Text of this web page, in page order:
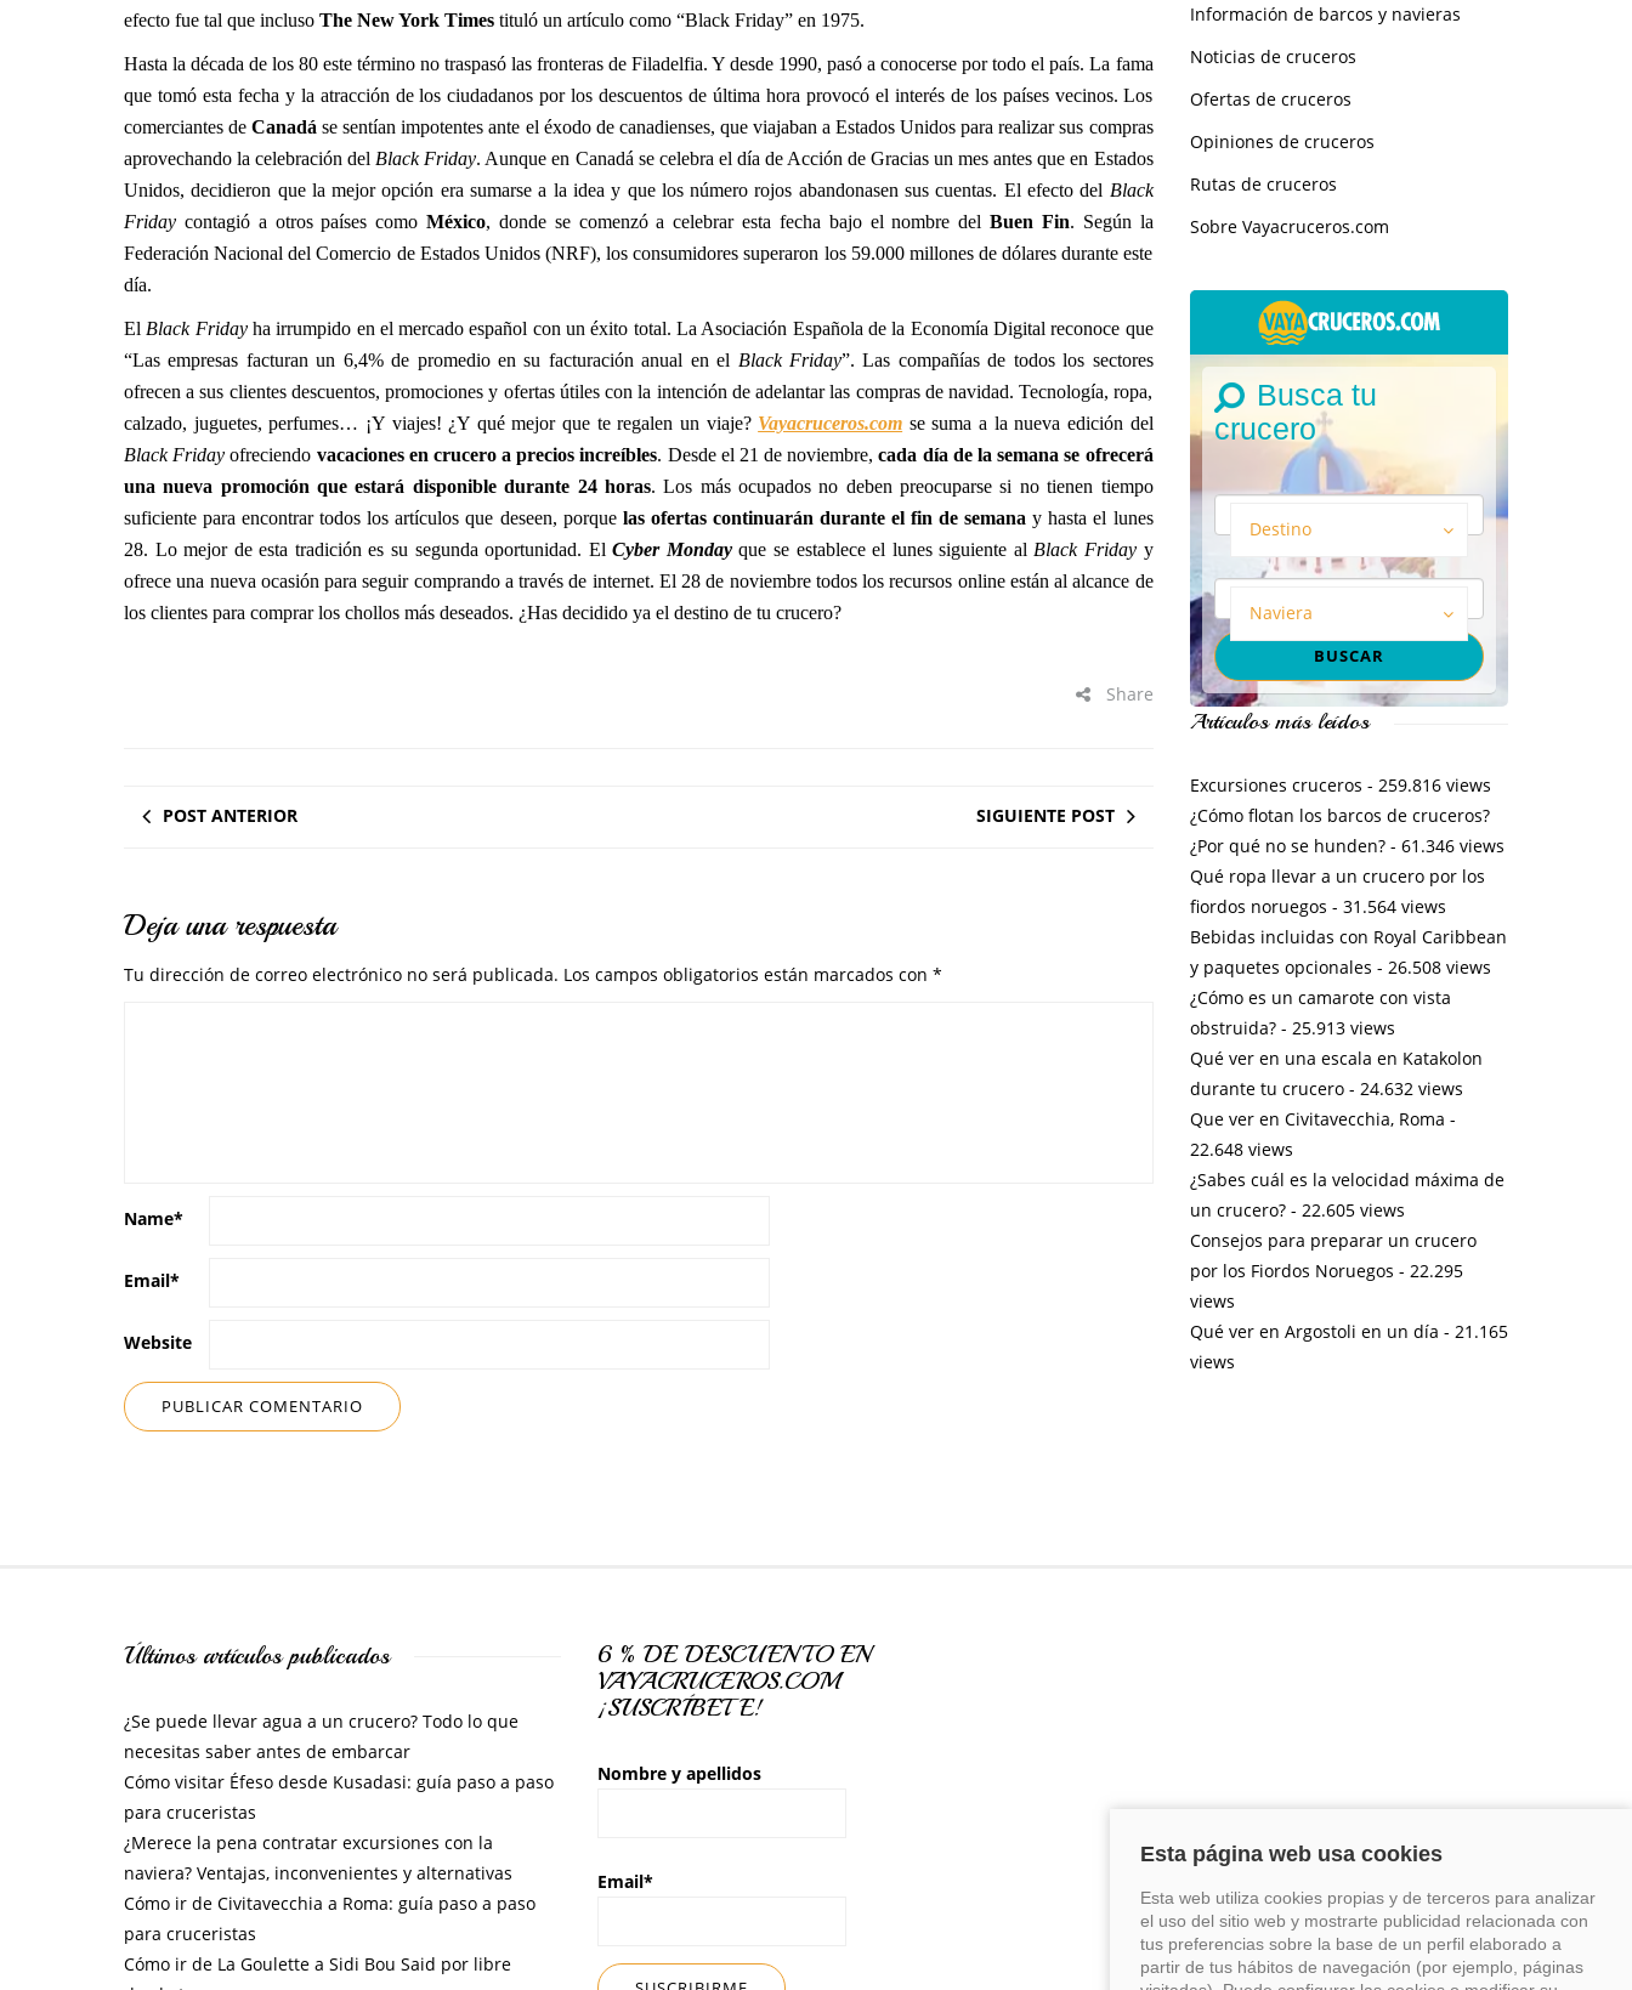
efecto fue tal que incluso The New York Times tituló un artículo como “Black Friday” en 1975.
Hasta la década de los 80 este término no traspasó las fronteras de Filadelfia. Y desde 1990, pasó a conocerse por todo el país. La fama
que tomó esta fecha y la atracción de los ciudadanos por los descuentos de última hora provocó el interés de los países vecinos. Los
comerciantes deCanadá se sentían impotentes ante el éxodo de canadienses, que viajaban a Estados Unidos para realizar sus compras
aprovechando la celebración del Black Friday. Aunque en Canadá se celebra el día de Acción de Gracias un mes antes que en Estados
Unidos, decidieron que la mejor opción era sumarse a la idea y que los número rojos abandonasen sus cuentas. El efecto del Black
Friday contagió a otros países como México, donde se comenzó a celebrar esta fecha bajo el nombre del Buen Fin. Según la
Federación Nacional del Comercio de Estados Unidos (NRF), los consumidores superaron los 59.000 millones de dólares durante este
día.
El Black Fridayha irrumpido en el mercado español con un éxito total. La Asociación Española de la Economía Digital reconoce que
“Las empresas facturan un 6,4% de promedio en su facturación anual en el Black Friday”.Las compañías de todos los sectores
ofrecen a sus clientes descuentos, promociones y ofertas útiles con la intención de adelantar las compras de navidad. Tecnología, ropa,
calzado, juguetes, perfumes… ¡Y viajes! ¿Y qué mejor que te regalen un viaje? Vayacruceros.com se suma a la nueva edición del
Black Friday ofreciendo vacaciones en crucero a precios increíbles. Desde el 21 de noviembre,cada día de la semana se ofrecerá
una nueva promoción que estará disponible durante 24 horas. Los más ocupados no deben preocuparse si no tienen tiempo
suficiente para encontrar todos los artículos que deseen, porque las ofertas continuarán durante el fin de semana y hasta el lunes
28. Lo mejor de esta tradición es su segunda oportunidad. ElCyber Mondayque se establece el lunes siguiente al Black Fridayy
ofrece una nueva ocasión para seguir comprando a través de internet. El 28 de noviembre todos los recursos online están al alcance de
los clientes para comprar los chollos más deseados. ¿Has decidido ya el destino de tu crucero?
Share
POST ANTERIOR SIGUIENTE POST
Deja una respuesta
Tu dirección de correo electrónico no será publicada. Los campos obligatorios están marcados con *
Name*
Email*
Website
Información de barcos y navieras
Noticias de cruceros
Ofertas de cruceros
Opiniones de cruceros
Rutas de cruceros
Sobre Vayacruceros.com
Busca tu
crucero
Destino
Naviera
Artículos más leídos
Excursiones cruceros - 259.816 views
¿Cómo flotan los barcos de cruceros?
¿Por qué no se hunden?- 61.346 views
Qué ropa llevar a un crucero por los
fiordos noruegos - 31.564 views
Bebidas incluidas con Royal Caribbean
y paquetes opcionales - 26.508 views
¿Cómo es un camarote con vista
obstruida?- 25.913 views
Qué ver en una escala en Katakolon
durante tu crucero- 24.632 views
Que ver en Civitavecchia, Roma -
22.648 views
¿Sabes cuál es la velocidad máxima de
un crucero?- 22.605 views
Consejos para preparar un crucero
por los Fiordos Noruegos - 22.295
views
Qué ver en Argostoli en un día - 21.165
views
Últimos artículos publicados
¿Se puede llevar agua a un crucero? Todo lo que
necesitas saber antes de embarcar
Cómo visitar Éfeso desde Kusadasi: guía paso a paso
para cruceristas
¿Merece la pena contratar excursiones con la
naviera? Ventajas, inconvenientes y alternativas
Cómo ir de Civitavecchia a Roma: guía paso a paso
para cruceristas
Cómo ir de La Goulette a Sidi Bou Said por libre
6 % DE DESCUENTO EN
VAYACRUCEROS.COM
¡SUSCRÍBETE!
Nombre y apellidos
Email*